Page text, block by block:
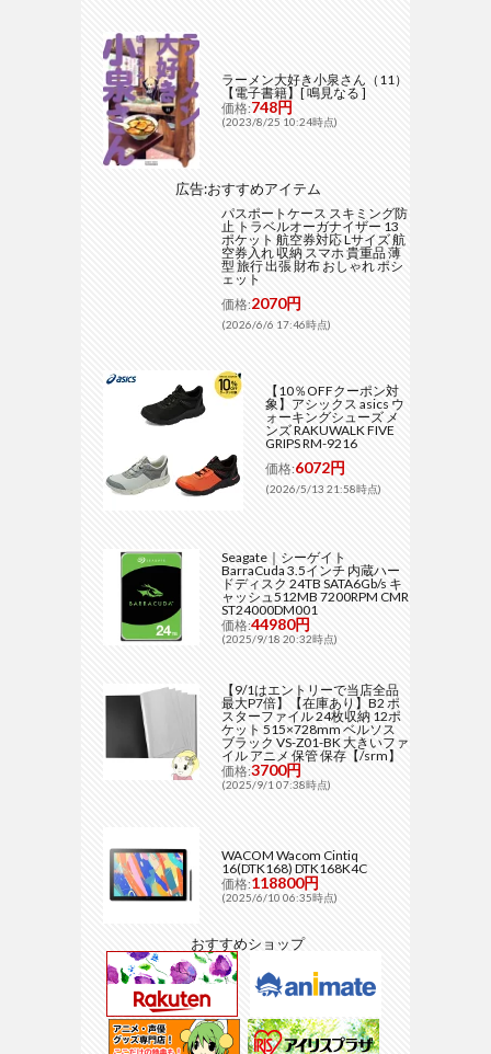
ラーメン大好き小泉さん（11）
【電子書籍】[ 鳴見なる ]
価格:748円
(2023/8/25 10:24時点)
広告:おすすめアイテム
パスポートケース スキミング防
止 トラベルオーガナイザー 13
ポケット 航空券対応 Lサイズ 航
空券入れ 収納 スマホ 貴重品 薄
型 旅行 出張 財布 おしゃれ ポシ
ェット
価格:2070円
(2026/6/6 17:46時点)
【10％OFFクーポン対
象】アシックス asics ウ
ォーキングシューズ メ
ンズ RAKUWALK FIVE
GRIPS RM-9216
価格:6072円
(2026/5/13 21:58時点)
Seagate｜シーゲイト
BarraCuda 3.5インチ 内蔵ハー
ドディスク 24TB SATA6Gb/s キ
ャッシュ512MB 7200RPM CMR
ST24000DM001
価格:44980円
(2025/9/18 20:32時点)
【9/1はエントリーで当店全品
最大P7倍】【在庫あり】B2 ポ
スターファイル 24枚収納 12ポ
ケット 515×728mm ベルソス
ブラック VS-Z01-BK 大きいファ
イル アニメ 保管 保存【/srm】
価格:3700円
(2025/9/1 07:38時点)
WACOM Wacom Cintiq
16(DTK168) DTK168K4C
価格:118800円
(2025/6/10 06:35時点)
おすすめショップ